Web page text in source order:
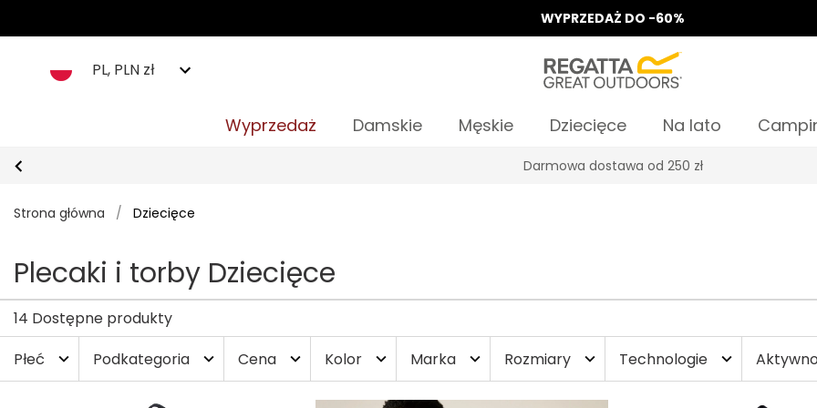
WYPRZEDAŻ DO -60%
PL, PLN zł
Wyprzedaż Damskie Męskie Dziecięce Na lato
Darmowa dostawa od 250 zł
Strona główna / Dziecięce
Plecaki i torby Dziecięce
14 Dostępne produkty
Płeć
expand_more Podkategoria expand_more Cena expand_more Kolor expand_more Marka expand_more Rozmiary expand_more Technologie expand_more